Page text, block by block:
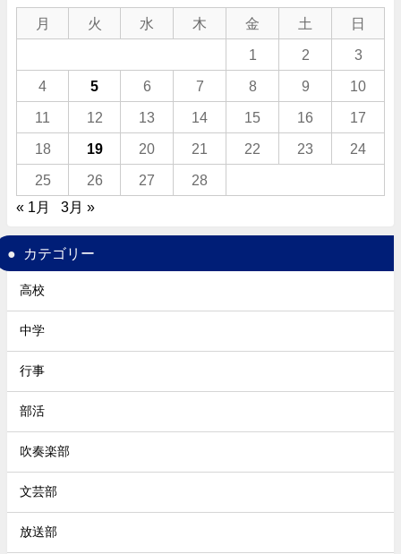
月 火 水 木 金 土 日
1 2 3
4 5 6 7 8 9 10
11 12 13 14 15 16 17
18 19 20 21 22 23 24
25 26 27
28
« 1月
3月 »
カテゴリー
高校
中学
行事
部活
吹奏楽部
文芸部
放送部